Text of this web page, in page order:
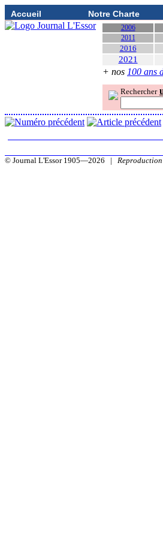
Accueil Notre Charte
2006
2011
2016
2021
+ nos 100 ans
Rechercher
© Journal L'Essor 1905—2026 |